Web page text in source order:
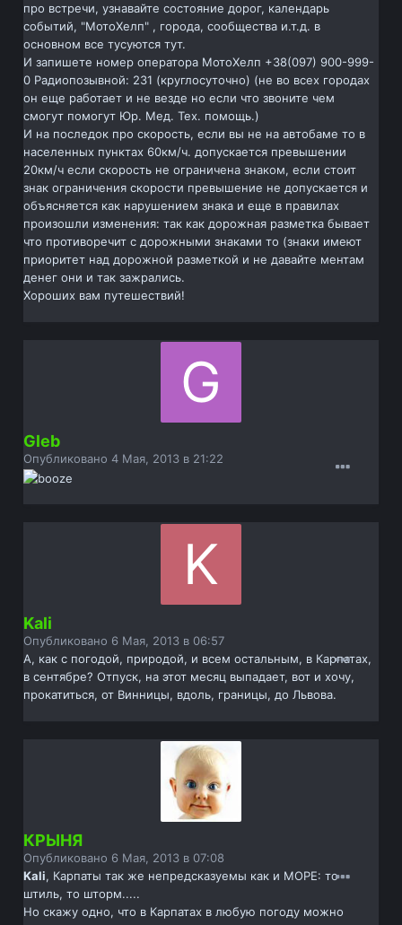
про встречи, узнавайте состояние дорог, календарь
событий, "МотоХелп" , города, сообщества и.т.д. в
основном все тусуются тут.
И запишете номер оператора МотоХелп +38(097) 900-999-
0 Радиопозывной: 231 (круглосуточно) (не во всех городах
он еще работает и не везде но если что звоните чем
смогут помогут Юр. Мед. Тех. помощь.)
И на последок про скорость, если вы не на автобаме то в
населенных пунктах 60км/ч. допускается превышении
20км/ч если скорость не ограничена знаком, если стоит
знак ограничения скорости превышение не допускается и
объясняется как нарушением знака и еще в правилах
произошли изменения: так как дорожная разметка бывает
что противоречит с дорожными знаками то (знаки имеют
приоритет над дорожной разметкой и не давайте ментам
денег они и так зажрались.
Хороших вам путешествий!
Gleb
Опубликовано4 Мая, 2013 в 21:22
Kali
Опубликовано 6 Мая, 2013 в 06:57
А, как с погодой, природой, и всем остальным, в Карпатах,
в сентябре? Отпуск, на этот месяц выпадает, вот и хочу,
прокатиться, от Винницы, вдоль, границы, до Львова.
КРЫНЯ
Опубликовано 6 Мая, 2013 в 07:08
Kali, Карпаты так же непредсказуемы как и МОРЕ: то
штиль, то шторм.....
Но скажу одно, что в Карпатах в любую погоду можно